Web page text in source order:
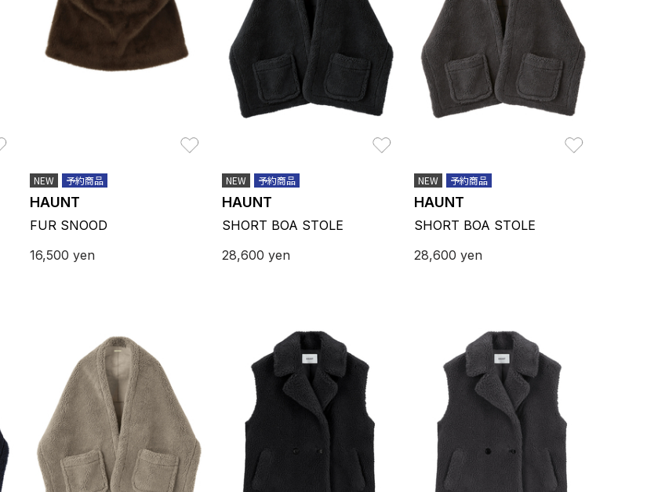
NEW 予約商品
HAUNT
FUR SNOOD
16,500 yen
NEW 予約商品
HAUNT
SHORT BOA STOLE
28,600 yen
NEW 予約商品
HAUNT
SHORT BOA STOLE
28,600 yen